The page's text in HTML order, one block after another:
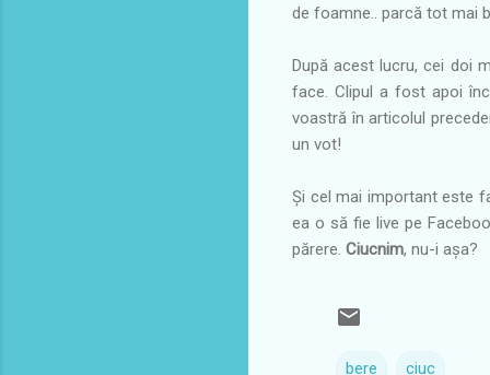
de foamne.. parcă tot mai
După acest lucru, cei doi
face. Clipul a fost apoi
voastră în articolul
un vot!
Și cel mai important este
ea o să fie live pe
părere. Ciucnim, nu-i așa?
bere ciuc